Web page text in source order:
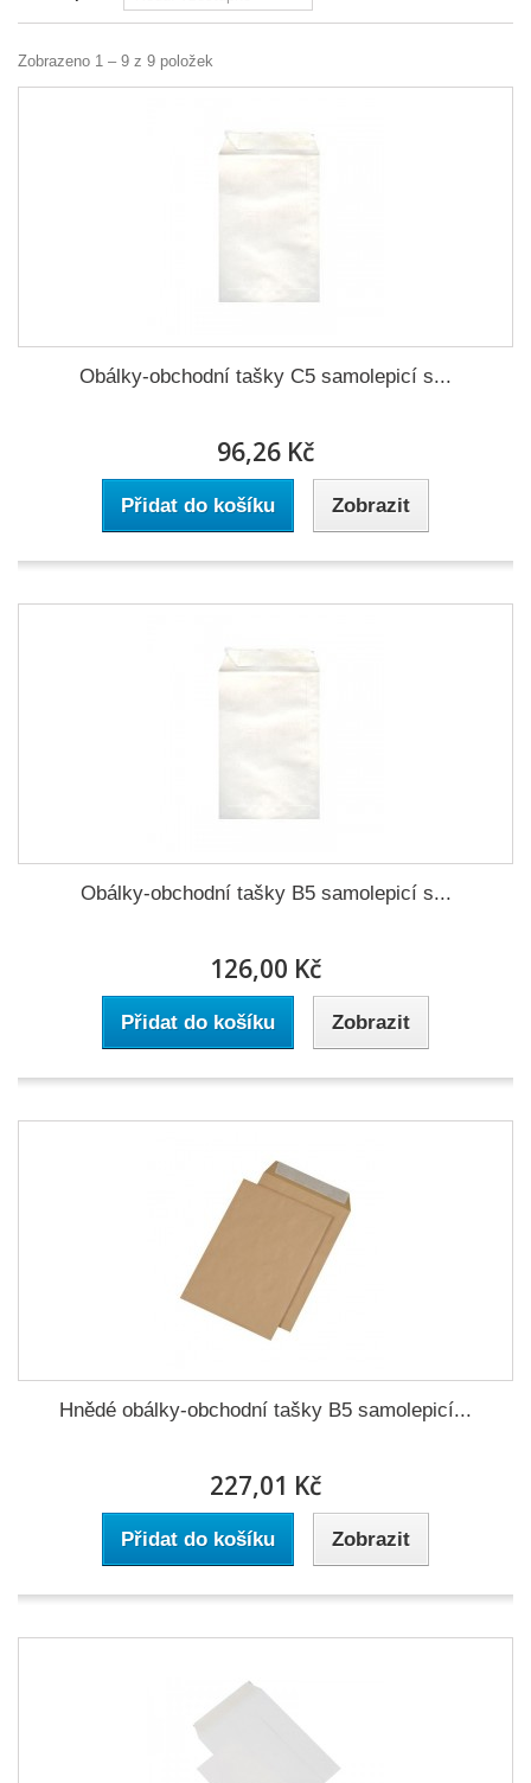
Zobrazeno 1 – 9 z 9 položek
Obálky-obchodní tašky C5 samolepicí s...
96,26 Kč
Přidat do košíku Zobrazit
Obálky-obchodní tašky B5 samolepicí s...
126,00 Kč
Přidat do košíku Zobrazit
Hnědé obálky-obchodní tašky B5 samolepicí...
227,01 Kč
Přidat do košíku Zobrazit